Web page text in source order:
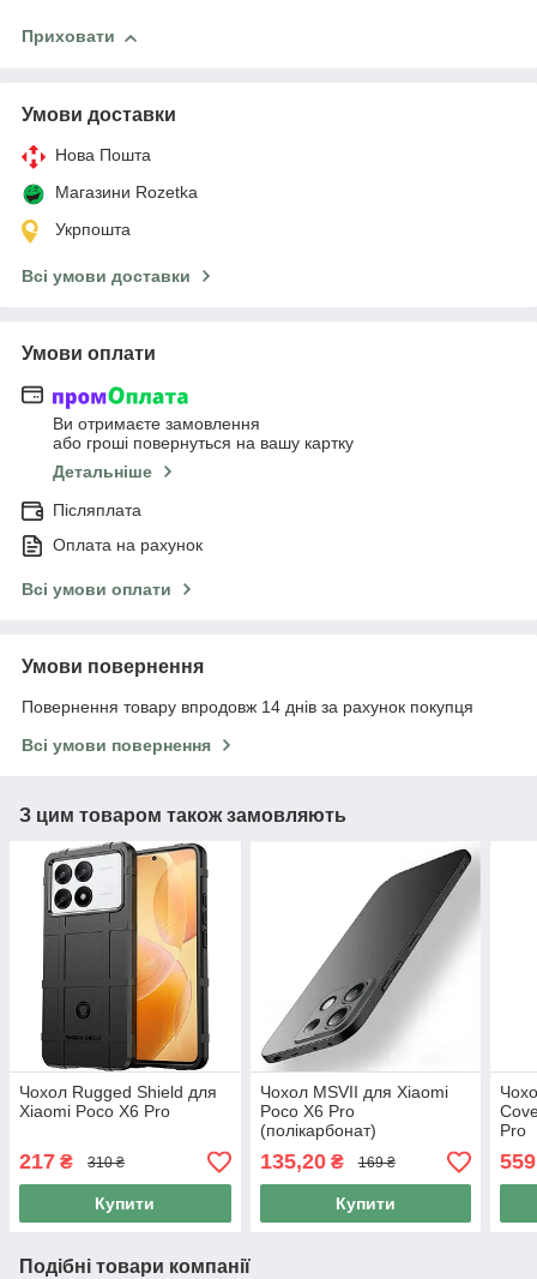
Приховати
Умови доставки
Нова Пошта
Магазини Rozetka
Укрпошта
Всі умови доставки
Умови оплати
Ви отримаєте замовлення
або гроші повернуться на вашу картку
Детальніше
Післяплата
Оплата на рахунок
Всі умови оплати
Умови повернення
Повернення товару впродовж 14 днів за рахунок покупця
Всі умови повернення
З цим товаром також замовляють
Чохол Rugged Shield для
Xiaomi Poco X6 Pro
217 ₴ 310 ₴
Купити
Чохол MSVII для Xiaomi
Poco X6 Pro
(полікарбонат)
135,20₴ 169 ₴
Купити
Pro
Подібні товари компанії